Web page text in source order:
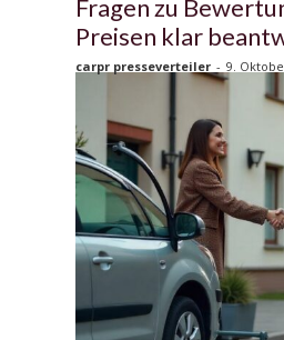
Fragen zu
Preisen klar
carpr presseverteiler - 9.